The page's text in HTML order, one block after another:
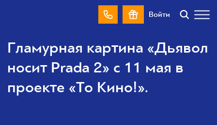
Войти
Гламурная картина «Дьявол
носит Prada 2» с 11 мая в
проекте «То Кино!».